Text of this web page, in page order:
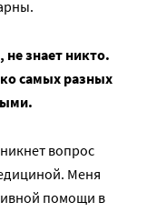
знает никто.
самых разных
вопрос
Меня
помощи в